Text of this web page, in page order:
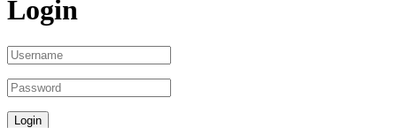
Login